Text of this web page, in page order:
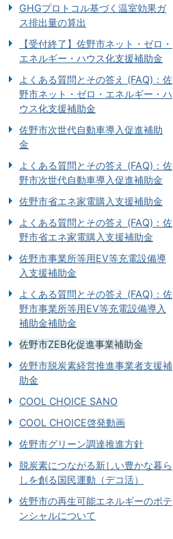
GHGプロトコル基づく温室効果ガ
ス排出量の算出
【受付終了】佐野市ネット・ゼロ・
エネルギー・ハウス化支援補助金
よくある質問とその答え (FAQ)：佐
野市ネット・ゼロ・エネルギー・ハ
ウス化支援補助金
佐野市次世代自動車導入促進補助
金
よくある質問とその答え (FAQ)：佐
野市次世代自動車導入促進補助金
佐野市省エネ家電購入支援補助金
よくある質問とその答え (FAQ)：佐
野市省エネ家電購入支援補助金
佐野市事業所等用EV等充電設備導
入支援補助金
よくある質問とその答え (FAQ)：佐
野市事業所等用EV等充電設備導入
補助金補助金
佐野市ZEB化促進事業補助金
佐野市脱炭素経営推進事業者支援補
助金
COOL CHOICE SANO
COOL CHOICE啓発動画
佐野市グリーン調達推進方針
脱炭素につながる新しい豊かな暮ら
しを創る国民運動（デコ活）
佐野市の再生可能エネルギーのポテ
ンシャルについて